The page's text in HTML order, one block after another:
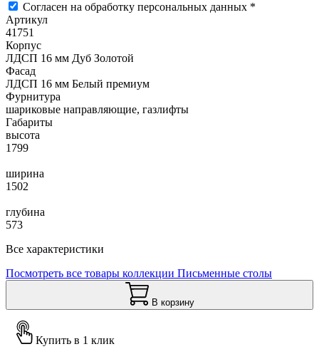
Согласен на обработку персональных данных *
Артикул
41751
Корпус
ЛДСП 16 мм Дуб Золотой
Фасад
ЛДСП 16 мм Белый премиум
Фурнитура
шариковые направляющие, газлифты
Габариты
высота
1799
ширина
1502
глубина
573
Все характеристики
Посмотреть все товары коллекции Письменные столы
В корзину
Купить в 1 клик